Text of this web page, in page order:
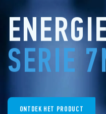
SERIE
ONTDEK HET PRODUCT